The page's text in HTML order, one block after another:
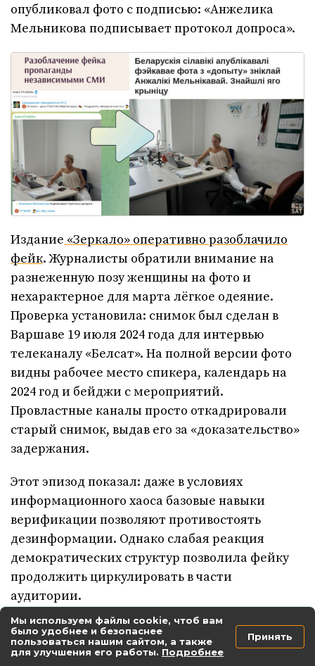
опубликовал фото с подписью: «Анжелика
Мельникова подписывает протокол допроса».
Издание «Зеркало» оперативно разоблачило
фейк. Журналисты обратили внимание на
разнеженную позу женщины на фото и
нехарактерное для марта лёгкое одеяние.
Проверка установила: снимок был сделан в
Варшаве 19 июля 2024 года для интервью
телеканалу «Белсат». На полной версии фото
видны рабочее место спикера, календарь на
2024 год и бейджи с мероприятий.
Провластные каналы просто откадрировали
старый снимок, выдав его за «доказательство»
задержания.
Этот эпизод показал: даже в условиях
информационного хаоса базовые навыки
верификации позволяют противостоять
дезинформации. Однако слабая реакция
демократических структур позволила фейку
продолжить циркулировать в части
аудитории.
6. Уроки для журналистского
сообщества
Мы используем файлы cookie, чтоб вам
было удобнее и безопаснее
пользоваться нашим сайтом, а также
для улучшения его работы. Подробнее
Принять